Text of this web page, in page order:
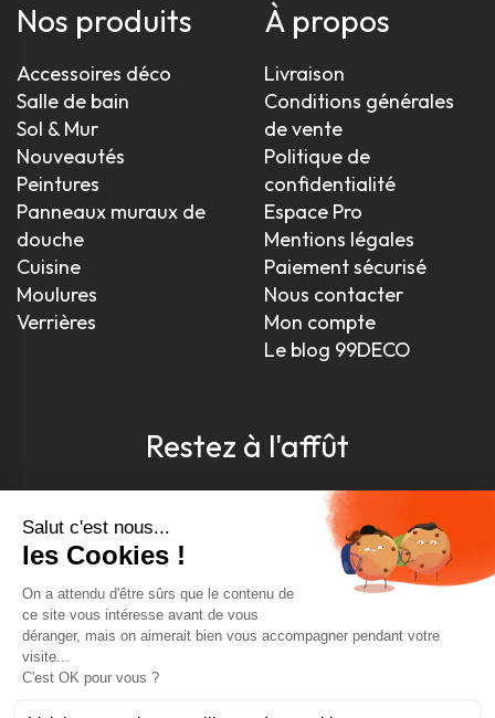
Nos produits
Accessoires déco
Salle de bain
Sol & Mur
Nouveautés
Peintures
Panneaux muraux de
douche
Cuisine
Moulures
Verrières
À propos
Livraison
Conditions générales
de vente
Politique de
confidentialité
Espace Pro
Mentions légales
Paiement sécurisé
Nous contacter
Mon compte
Le blog 99DECO
Restez à l'affût
Pour être toujours au courant, inscrivez-vous à
notre newsletter
J'accepte les conditions générales et la politique de